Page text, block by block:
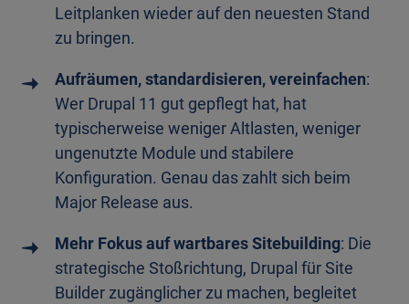
Leitplanken wieder auf den neuesten Stand
zu bringen.
Aufräumen, standardisieren, vereinfachen:
Wer Drupal 11 gut gepflegt hat, hat
typischerweise weniger Altlasten, weniger
ungenutzte Module und stabilere
Konfiguration. Genau das zahlt sich beim
Major Release aus.
Mehr Fokus auf wartbares Sitebuilding: Die
strategische Stoßrichtung, Drupal für Site
Builder zugänglicher zu machen, begleitet